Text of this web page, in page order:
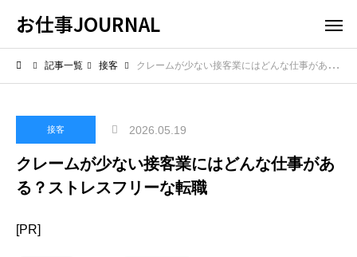
お仕事JOURNAL
記事一覧 接客 クレームが少ない接客業にはどんな仕事がある？ストレスフリーな転職
接客 2026.05.19
クレームが少ない接客業にはどんな仕事があ
る？ストレスフリーな転職
[PR]